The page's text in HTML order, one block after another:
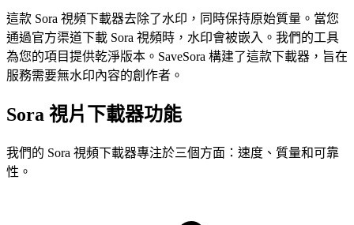
這款 Sora 視頻下載器去除了水印，同時保持原始質量。當您
通過官方渠道下載 Sora 視頻時，水印會被嵌入。我們的工具
為您的項目提供乾淨版本。SaveSora 構建了這款下載器，旨在
服務需要無水印內容的創作者。
Sora 視片下載器功能
我們的 Sora 視頻下載器專注於三個方面：速度、質量和可靠
性。